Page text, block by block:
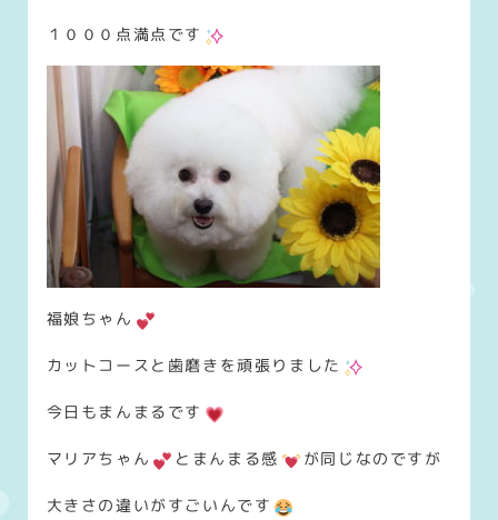
１０００点満点です
福娘ちゃん
カットコースと歯磨きを頑張りました
今日もまんまるです
マリアちゃん とまんまる感 が同じなのですが
大きさの違いがすごいんです